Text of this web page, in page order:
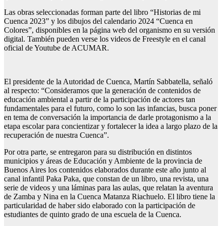
Las obras seleccionadas forman parte del libro “Historias de mi
Cuenca 2023” y los dibujos del calendario 2024 “Cuenca en
Colores”, disponibles en la página web del organismo en su versión
digital. También pueden verse los videos de Freestyle en el canal
oficial de Youtube de ACUMAR.
El presidente de la Autoridad de Cuenca, Martín Sabbatella, señaló
al respecto: “Consideramos que la generación de contenidos de
educación ambiental a partir de la participación de actores tan
fundamentales para el futuro, como lo son las infancias, busca poner
en tema de conversación la importancia de darle protagonismo a la
etapa escolar para concientizar y fortalecer la idea a largo plazo de la
recuperación de nuestra Cuenca”.
Por otra parte, se entregaron para su distribución en distintos
municipios y áreas de Educación y Ambiente de la provincia de
Buenos Aires los contenidos elaborados durante este año junto al
canal infantil Paka Paka, que constan de un libro, una revista, una
serie de videos y una láminas para las aulas, que relatan la aventura
de Zamba y Nina en la Cuenca Matanza Riachuelo. El libro tiene la
particularidad de haber sido elaborado con la participación de
estudiantes de quinto grado de una escuela de la Cuenca.